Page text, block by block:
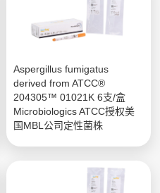
Aspergillus fumigatus
derived from ATCC®
204305™ 01021K 6支/盒
Microbiologics ATCC授权美
国MBL公司定性菌株